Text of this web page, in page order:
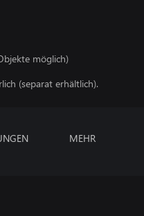
möglich)
(separat erhältlich).
MEHR